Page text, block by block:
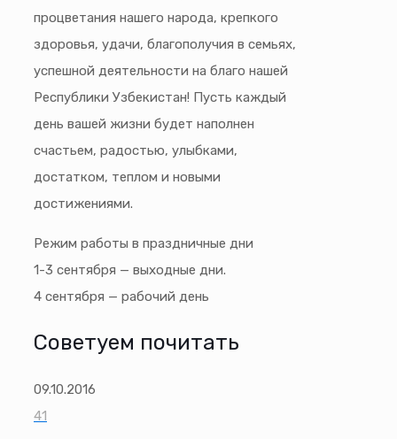
процветания нашего народа, крепкого
здоровья, удачи, благополучия в семьях,
успешной деятельности на благо нашей
Республики Узбекистан! Пусть каждый
день вашей жизни будет наполнен
счастьем, радостью, улыбками,
достатком, теплом и новыми
достижениями.
Режим работы в праздничные дни
1-3 сентября — выходные дни.
4 сентября — рабочий день
Советуем почитать
09.10.2016
41